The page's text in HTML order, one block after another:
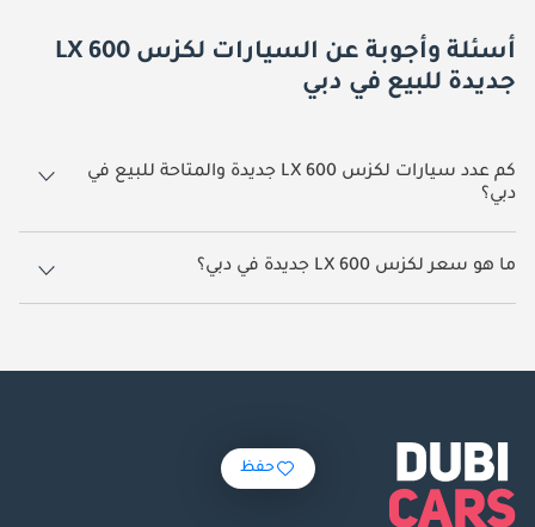
أسئلة وأجوبة عن السيارات لكزس LX 600
جديدة للبيع في دبي
كم عدد سيارات لكزس LX 600 جديدة والمتاحة للبيع في
دبي؟
260 سيارة لكزس LX 600 جديدة متوفرة للبيع في دبي.
ما هو سعر لكزس LX 600 جديدة في دبي؟
يبدأ سعر سيارة لكزس LX 600 جديدة في دبي 500,000.
حفظ